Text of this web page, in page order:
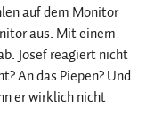
auf dem Monitor
aus. Mit einem
Josef reagiert nicht
An das Piepen? Und
er wirklich nicht